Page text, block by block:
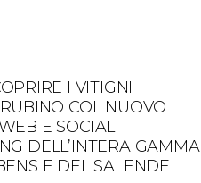
I VITIGNI
COL NUOVO
E SOCIAL
DELL’INTERA GAMMA
E DEL SALENDE